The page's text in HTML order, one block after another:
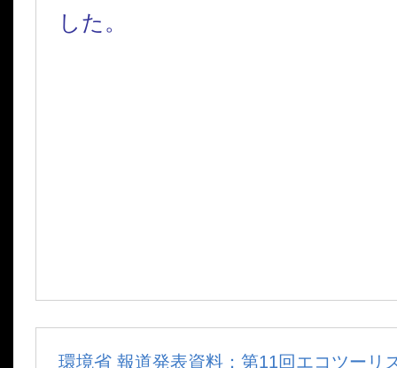
した。
環境省 報道発表資料：第11回エコツーリ